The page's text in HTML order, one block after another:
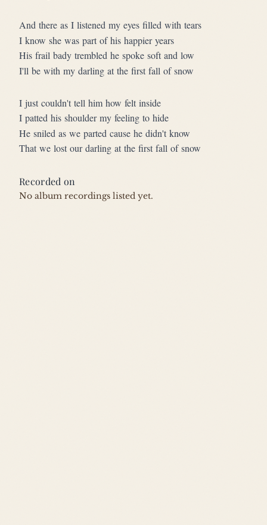
And there as I listened my eyes filled with tears
I know she was part of his happier years
His frail bady trembled he spoke soft and low
I'll be with my darling at the first fall of snow
I just couldn't tell him how felt inside
I patted his shoulder my feeling to hide
He sniled as we parted cause he didn't know
That we lost our darling at the first fall of snow
Recorded on
No album recordings listed yet.